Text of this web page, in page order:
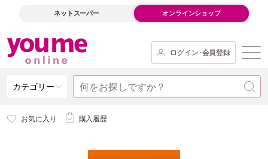
ネットスーパー オンラインショップ
ログイン･会員登録
カテゴリー
お気に入り 購入履歴